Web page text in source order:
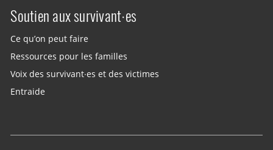
Soutien aux survivant·es
Ce qu’on peut faire
Ressources pour les familles
Voix des survivant·es et des victimes
Entraide